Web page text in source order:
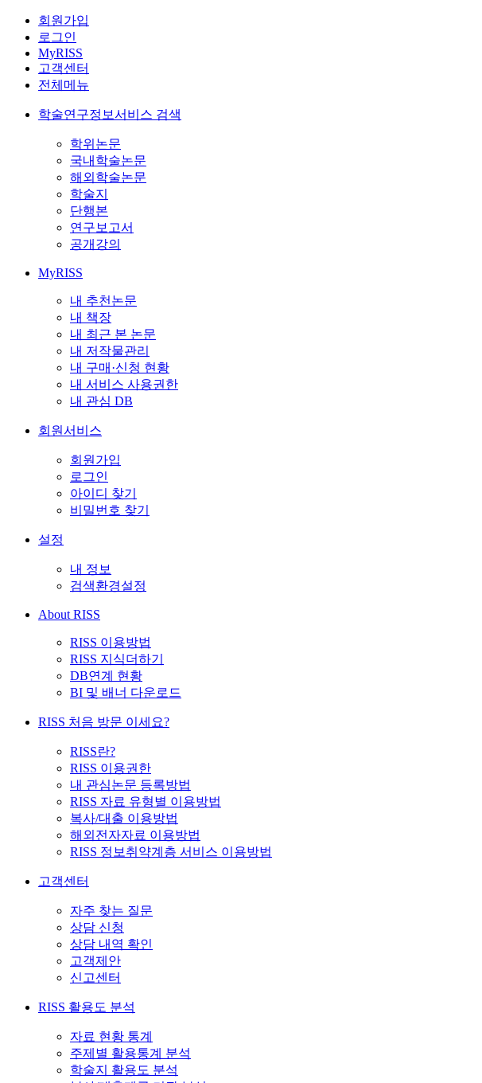
회원가입
로그인
MyRISS
고객센터
전체메뉴
학술연구정보서비스 검색
학위논문
국내학술논문
해외학술논문
학술지
단행본
연구보고서
공개강의
MyRISS
내 추천논문
내 책장
내 최근 본 논문
내 저작물관리
내 구매·신청 현황
내 서비스 사용권한
내 관심 DB
회원서비스
회원가입
로그인
아이디 찾기
비밀번호 찾기
설정
내 정보
검색환경설정
About RISS
RISS 이용방법
RISS 지식더하기
DB연계 현황
BI 및 배너 다운로드
RISS 처음 방문 이세요?
RISS란?
RISS 이용권한
내 관심논문 등록방법
RISS 자료 유형별 이용방법
복사/대출 이용방법
해외전자자료 이용방법
RISS 정보취약계층 서비스 이용방법
고객센터
자주 찾는 질문
상담 신청
상담 내역 확인
고객제안
신고센터
RISS 활용도 분석
자료 현황 통계
주제별 활용통계 분석
학술지 활용도 분석